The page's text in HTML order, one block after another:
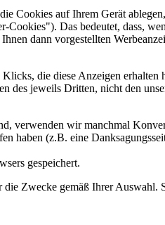
auf Ihrem Gerät
Das bedeutet, dass,
dann vorgestellten
die diese Anzeigen
des jeweils Dritten, nicht den
verwenden wir manchmal
haben (z.B. eine
gespeichert.
Zwecke gemäß Ihrer